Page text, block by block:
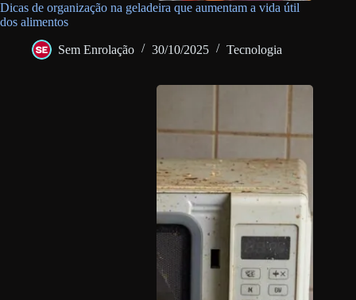
Dicas de organização na geladeira que aumentam a vida útil
dos alimentos
Sem Enrolação 30/10/2025 Tecnologia